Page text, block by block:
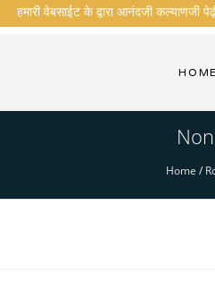
हमारी वेबसाईट के द्वारा आनंदजी कल्याणजी
HOME
Home /